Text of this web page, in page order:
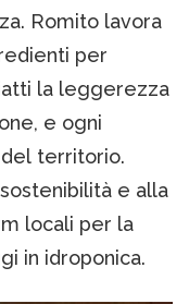
Romito lavora
per
la leggerezza
e ogni
territorio.
e alla
locali per la
in idroponica.